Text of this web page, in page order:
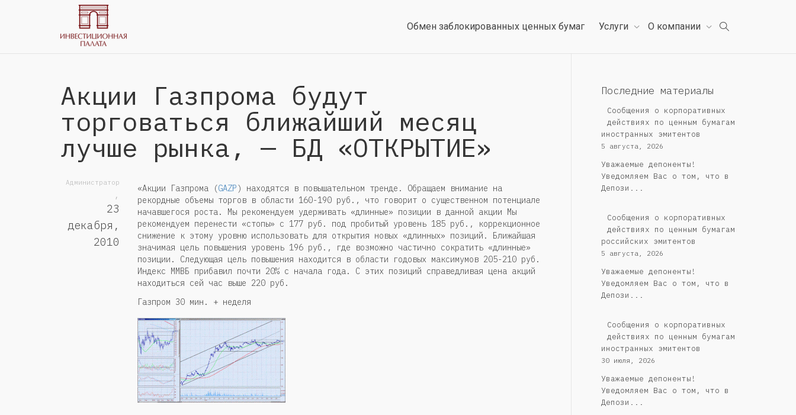
Обмен заблокированных ценных бумаг Услуги О компании
Акции Газпрома будут
торговаться ближайший месяц
лучше рынка, — БД «ОТКРЫТИЕ»
Администратор
,
23
декабря,
2010
«Акции Газпрома (GAZP) находятся в повышательном тренде. Обращаем внимание на
рекордные объемы торгов в области 160-190 руб., что говорит о существенном потенциале
начавшегося роста. Мы рекомендуем удерживать «длинные» позиции в данной акции Мы
рекомендуем перенести «стопы» с 177 руб. под пробитый уровень 185 руб., коррекционное
снижение к этому уровню использовать для открытия новых «длинных» позиций. Ближайшая
значимая цель повышения уровень 196 руб., где возможно частично сократить «длинные»
позиции. Следующая цель повышения находится в области годовых максимумов 205-210 руб.
Индекс ММВБ прибавил почти 20% с начала года. С этих позиций справедливая цена акций
находиться сей час выше 220 руб.
Газпром 30 мин. + неделя
Последние материалы
Сообщения о корпоративных
действиях по ценным бумагам
иностранных эмитентов
5 августа, 2026
Уважаемые депоненты!
Уведомляем Вас о том, что в
Депози...
Cообщения о корпоративных
действиях по ценным бумагам
российских эмитентов
5 августа, 2026
Уважаемые депоненты!
Уведомляем Вас о том, что в
Депози...
Сообщения о корпоративных
действиях по ценным бумагам
иностранных эмитентов
30 июля, 2026
Уважаемые депоненты!
Уведомляем Вас о том, что в
Депози...